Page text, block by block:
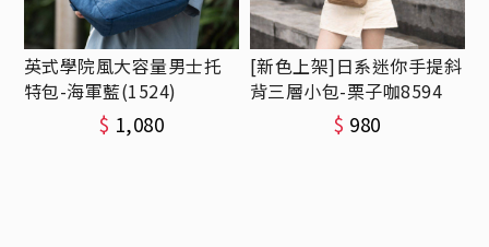
英式學院風大容量男士托
特包-海軍藍(1524)
$ 1,080
[新色上架]日系迷你手提斜
背三層小包-栗子咖8594
$ 980